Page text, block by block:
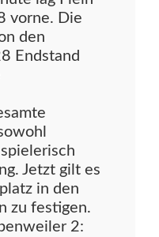
vorne. Die
den
Endstand
Jetzt gilt es
in den
zu festigen.
2: